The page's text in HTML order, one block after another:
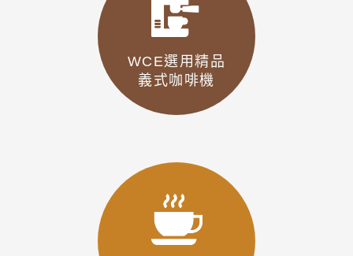
WCE選用精品
義式咖啡機